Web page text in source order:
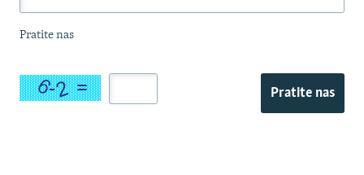
Pratite nas
Pratite nas